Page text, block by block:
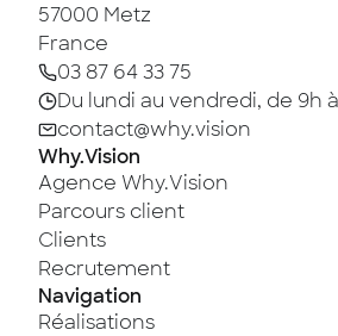
57000 Metz
France
03 87 64 33 75
Du lundi au vendredi, de 9h
contact@why.vision
Why.Vision
Agence Why.Vision
Parcours client
Clients
Recrutement
Navigation
Réalisations